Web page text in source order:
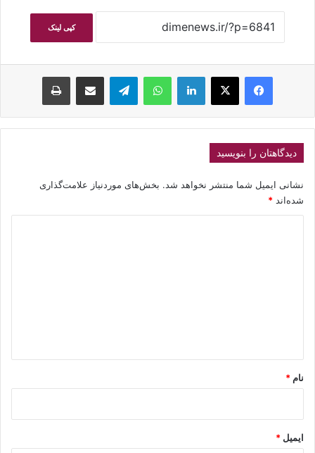
کپی لینک
فیسبوکایکس لینکداین واتس آپ تلگرام اشتراک گذاری با ایمیل چاپ
دیدگاهتان را بنویسید
نشانی ایمیل شما منتشر نخواهد شد. بخش‌های موردنیاز علامت‌گذاری
شده‌اند *
نام *
ایمیل *